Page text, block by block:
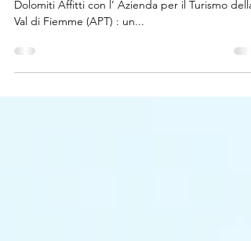
Siamo felici di annunciare l’affiliazione ufficiale di
Val di Fiemme (APT) : un...